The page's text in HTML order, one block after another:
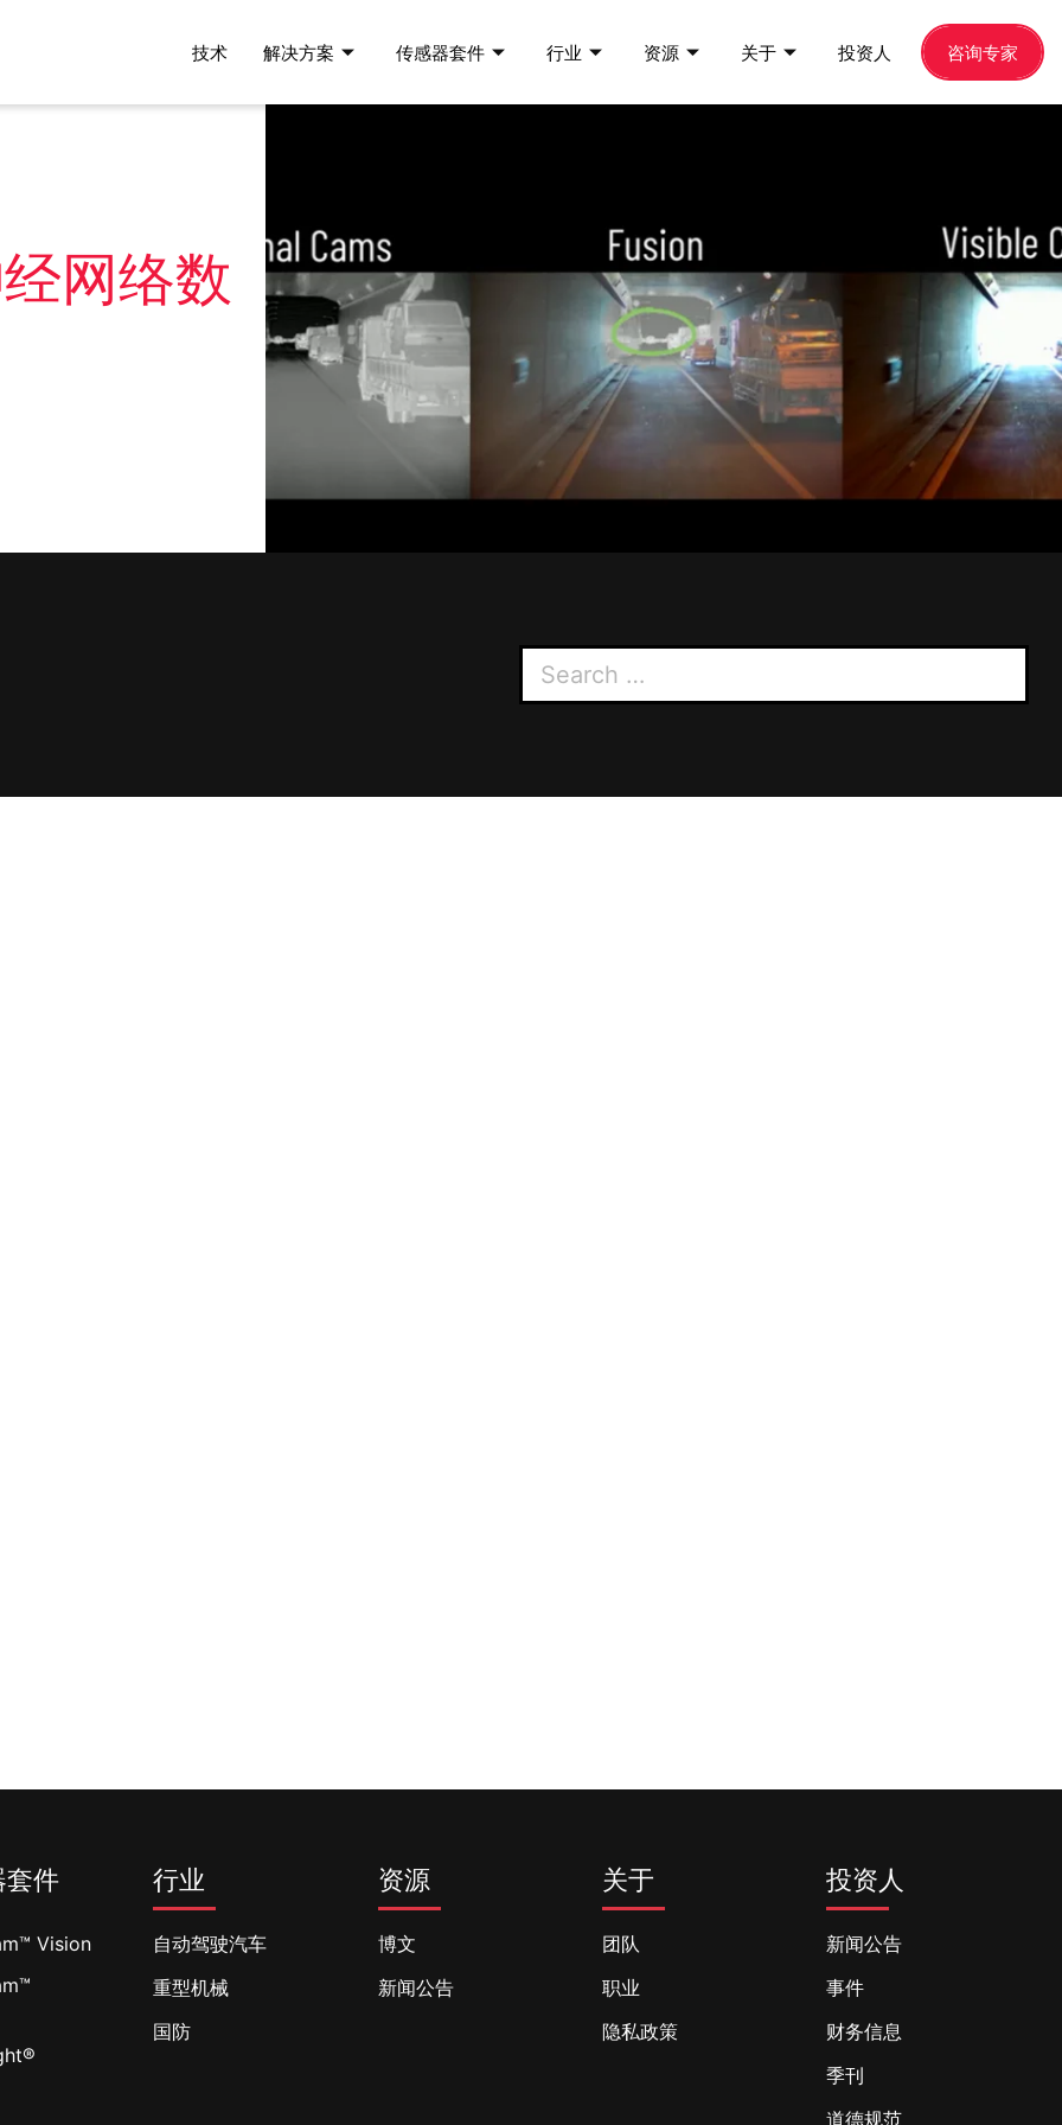
技术 解决方案 传感器套件 行业 资源 关于 投资人 咨询专家
网络数
套件
Vision
行业
自动驾驶汽车
重型机械
国防
资源
博文
新闻公告
关于
团队
职业
隐私政策
投资人
新闻公告
事件
财务信息
季刊
道德规范